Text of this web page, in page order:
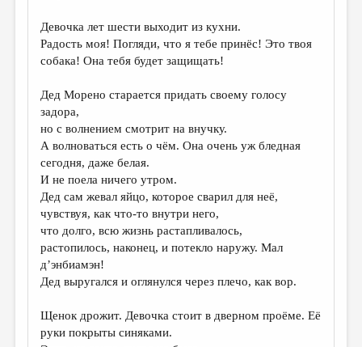
ЭССЕИСТИКА
КУЛЬТУРОВЕДЕНИЕ
ПУБЛИЦИСТИКА
РЕЦЕНЗИРОВАНИЕ
ЦИКЛЫ ПУБЛИКАЦИЙ
ТРЕДИАКОВСКИЙ
МЕДИА
ВКОНТАКТЕ
Девочка лет шести выходит из кухни.
Радость моя! Погляди, что я тебе принёс! Это твоя
собака! Она тебя будет защищать!
Дед Морено старается придать своему голосу
задора,
но с волнением смотрит на внучку.
А волноваться есть о чём. Она очень уж бледная
сегодня, даже белая.
И не поела ничего утром.
Дед сам жевал яйцо, которое сварил для неё,
чувствуя, как что-то внутри него,
что долго, всю жизнь растапливалось,
растопилось, наконец, и потекло наружу. Мал
д’энбиамэн!
Дед выругался и оглянулся через плечо, как вор.
Щенок дрожит. Девочка стоит в дверном проёме. Её
руки покрыты синяками.